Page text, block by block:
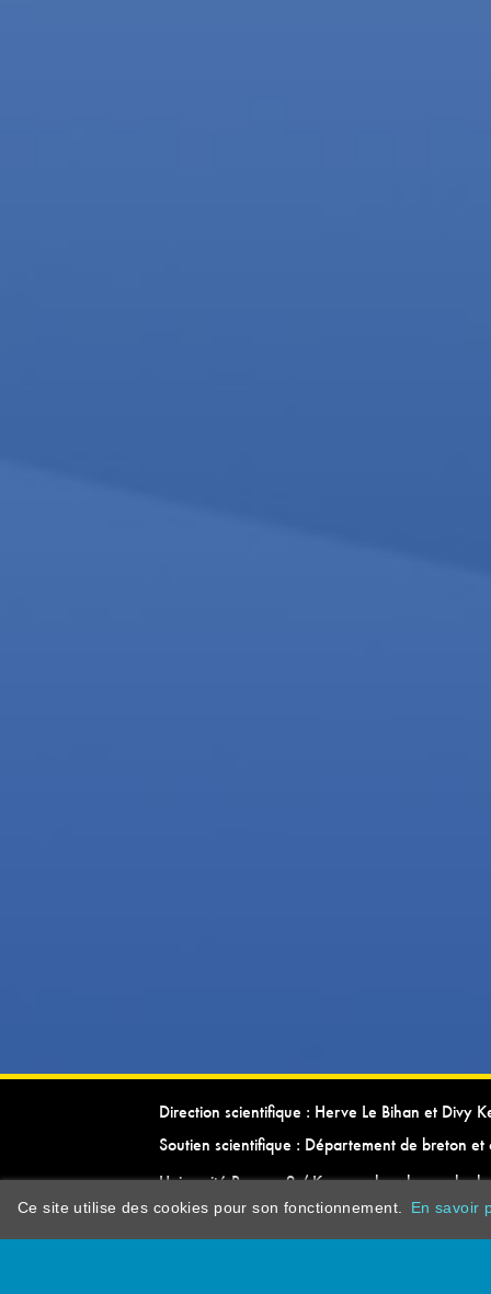
Direction scientifique : Herve Le Bihan et Divy
Soutien scientifique : Département de breton et
Université Rennes 2 / Kevrenn brezhoneg ha
Ce site utilise des cookies pour son fonctionnement. En savoir